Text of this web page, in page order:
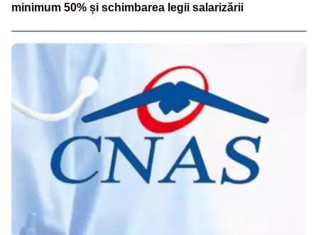
minimum 50% și schimbarea legii salarizării